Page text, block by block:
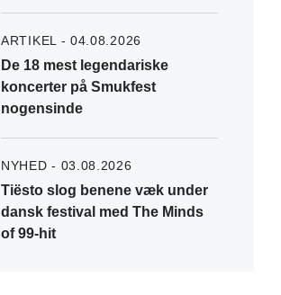
ARTIKEL - 04.08.2026
De 18 mest legendariske
koncerter på Smukfest
nogensinde
NYHED - 03.08.2026
Tiësto slog benene væk under
dansk festival med The Minds
of 99-hit